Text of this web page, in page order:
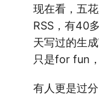
现在看，五
RSS，有40
天写过的生
只是for fun，
有人更是过